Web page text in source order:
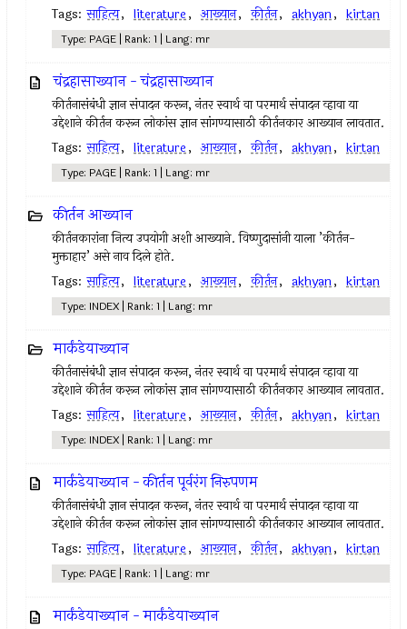
Tags: साहित्य, literature, आख्यान, कीर्तन, akhyan, kirtan
Type: PAGE | Rank: 1 | Lang: mr
चंद्रहासाख्यान - चंद्रहासाख्यान
कीर्तनासंबंधी ज्ञान संपादन करून, नंतर स्वार्थ वा परमार्थ संपादन व्हावा या
उद्देशाने कीर्तन करून लोकांस ज्ञान सांगण्यासाठी कीर्तनकार आख्यान लावतात.
Tags: साहित्य, literature, आख्यान, कीर्तन, akhyan, kirtan
Type: PAGE | Rank: 1 | Lang: mr
कीर्तन आख्यान
कीर्तनकारांना नित्य उपयोगी अशी आख्याने. विष्णुदासांनी याला ’कीर्तन-
मुक्ताहार’ असे नाव दिले होते.
Tags: साहित्य, literature, आख्यान, कीर्तन, akhyan, kirtan
Type: INDEX | Rank: 1 | Lang: mr
मार्कंडेयाख्यान
कीर्तनासंबंधी ज्ञान संपादन करून, नंतर स्वार्थ वा परमार्थ संपादन व्हावा या
उद्देशाने कीर्तन करून लोकांस ज्ञान सांगण्यासाठी कीर्तनकार आख्यान लावतात.
Tags: साहित्य, literature, आख्यान, कीर्तन, akhyan, kirtan
Type: INDEX | Rank: 1 | Lang: mr
मार्कंडेयाख्यान - कीर्तन पूर्वरंग निरुपणम
कीर्तनासंबंधी ज्ञान संपादन करून, नंतर स्वार्थ वा परमार्थ संपादन व्हावा या
उद्देशाने कीर्तन करून लोकांस ज्ञान सांगण्यासाठी कीर्तनकार आख्यान लावतात.
Tags: साहित्य, literature, आख्यान, कीर्तन, akhyan, kirtan
Type: PAGE | Rank: 1 | Lang: mr
मार्कंडेयाख्यान - मार्कंडेयाख्यान